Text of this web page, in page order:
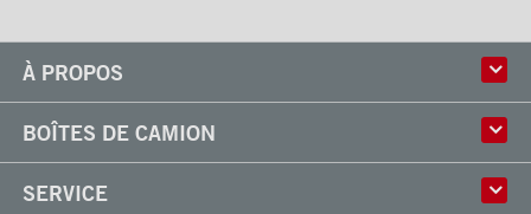
À PROPOS
Culture
Usine
Partenaire
BOÎTES DE CAMION
Classik
SERVICE